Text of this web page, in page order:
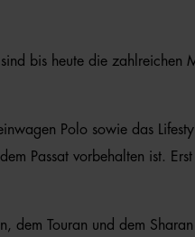
bis heute die zahlreichen
Polo sowie das
Passat vorbehalten ist.
dem Touran und dem